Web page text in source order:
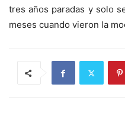
tres años paradas y solo
meses cuando vieron la